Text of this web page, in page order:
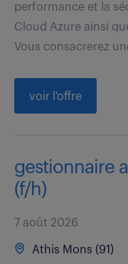
performance et la
Cloud Azure ainsi
Vous consacrerez
voir l'offre
gestionnaire
(f/h)
7 août 2026
Athis Mons (91)